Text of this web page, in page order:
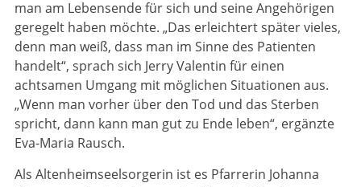
man am Lebensende für sich und seine Angehörigen
geregelt haben möchte. „Das erleichtert später vieles,
denn man weiß, dass man im Sinne des Patienten
handelt“, sprach sich Jerry Valentin für einen
achtsamen Umgang mit möglichen Situationen aus.
„Wenn man vorher über den Tod und das Sterben
spricht, dann kann man gut zu Ende leben“, ergänzte
Eva-Maria Rausch.
Als Altenheimseelsorgerin ist es Pfarrerin Johanna